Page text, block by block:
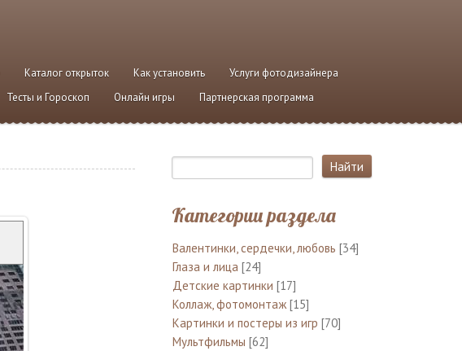
Каталог открыток Как установить
Услуги фотодизайнера
Тесты и Гороскоп Онлайн игры Партнерская программа
Категории раздела
Валентинки, сердечки, любовь [34]
Глаза и лица [24]
Детские картинки [17]
Коллаж, фотомонтаж [15]
Картинки и постеры из игр [70]
Мультфильмы [62]